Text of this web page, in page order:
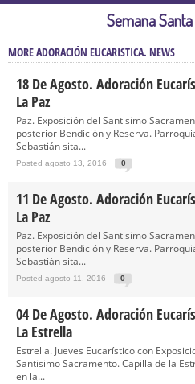
MORE ADORACIÓN EUCARISTICA. NEWS
18 De Agosto. Adoración
La Paz
Paz. Exposición del Santisimo
posterior Bendición y Reserva.
Sebastián sita...
Posted agosto 13, 2016 0
11 De Agosto. Adoración
La Paz
Paz. Exposición del Santisimo
posterior Bendición y Reserva.
Sebastián sita...
Posted agosto 11, 2016 0
04 De Agosto. Adoración
La Estrella
Estrella. Jueves Eucarístico con
Santisimo Sacramento. Capilla de la
en la...
Semana